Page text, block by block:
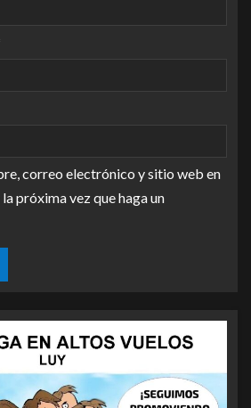
correo electrónico y sitio web en
próxima vez que haga un